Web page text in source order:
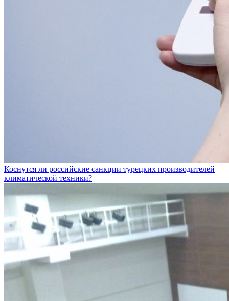
Коснутся ли российские санкции турецких производителей
климатической техники?